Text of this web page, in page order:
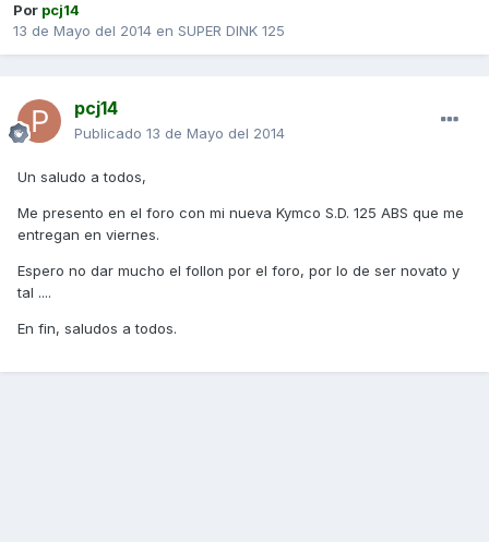
Por pcj14
13 de Mayo del 2014 en SUPER DINK 125
pcj14
Publicado 13 de Mayo del 2014
Un saludo a todos,
Me presento en el foro con mi nueva Kymco S.D. 125 ABS que me
entregan en viernes.
Espero no dar mucho el follon por el foro, por lo de ser novato y
tal ....
En fin, saludos a todos.